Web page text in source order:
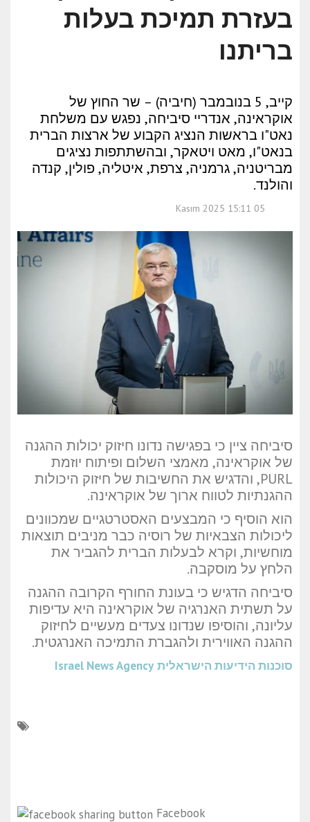
בעזרת תמיכת בעלות
בריתנו
קייב, 5 בנובמבר (חיביה) – שר החוץ של
אוקראינה, אנדריי סיביחה, נפגש עם משלחת
נאט"ו בראשות הנציג הקבוע של ארצות הברית
בנאט"ו, מאט ויטאקר, ובהשתתפות נציגים
מבריטניה, גרמניה, צרפת, איטליה, פולין, קנדה
והולנד.
05 Kasım 2025 15:11
סיביחה ציין כי בפגישה נדונו חיזוק יכולות ההגנה
של אוקראינה, מאמצי השלום ופיתוח יוזמת
PURL, והדגיש את החשיבות של חיזוק היכולות
ההגנתיות לטווח ארוך של אוקראינה.
הוא הוסיף כי המבצעים האסטרטגיים שמכוונים
ליכולות הצבאיות של רוסיה כבר מניבים תוצאות
מוחשיות, וקרא לבעלות הברית להגביר את
הלחץ על מוסקבה.
סיביחה הדגיש כי בעונת החורף הקרובה ההגנה
על תשתית האנרגיה של אוקראינה היא עדיפות
עליונה, והוסיפו שנדונו צעדים מעשיים לחיזוק
ההגנה האווירית ולהגברת התמיכה האנרגטית.
סוכנות הידיעות הישראלית Israel News Agency
Facebook